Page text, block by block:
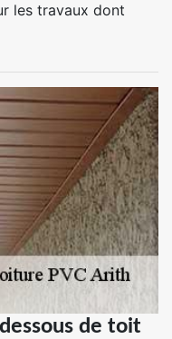
les travaux dont
de toit